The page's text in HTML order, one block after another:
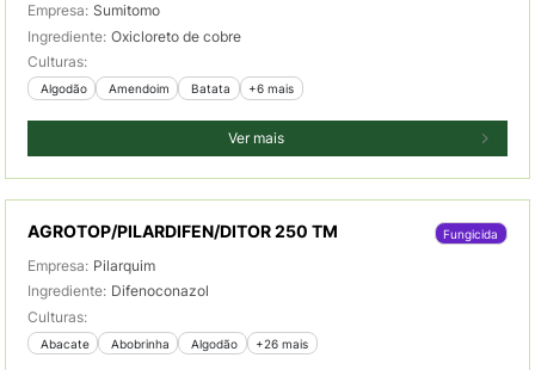
Empresa: Sumitomo
Ingrediente: Oxicloreto de cobre
Culturas:
Algodão Amendoim Batata +6 mais
Ver mais
AGROTOP/PILARDIFEN/DITOR 250 TM Fungicida
Empresa: Pilarquim
Ingrediente: Difenoconazol
Culturas:
Abacate Abobrinha Algodão +26 mais